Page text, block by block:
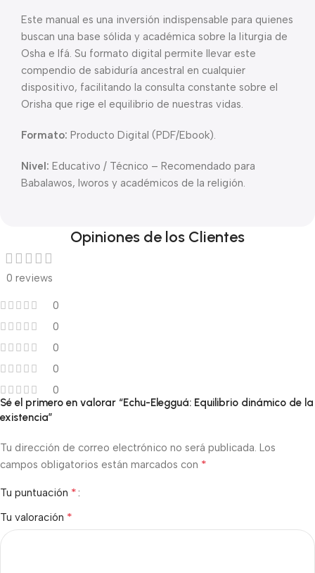
Este manual es una inversión indispensable para quienes
buscan una base sólida y académica sobre la liturgia de
Osha e Ifá. Su formato digital permite llevar este
compendio de sabiduría ancestral en cualquier
dispositivo, facilitando la consulta constante sobre el
Orisha que rige el equilibrio de nuestras vidas.
Formato: Producto Digital (PDF/Ebook).
Nivel: Educativo / Técnico – Recomendado para
Babalawos, Iworos y académicos de la religión.
Opiniones de los Clientes
0 reviews
0
0
0
0
0
Sé el primero en valorar “Echu-Elegguá: Equilibrio dinámico de la
existencia”
Tu dirección de correo electrónico no será publicada. Los
campos obligatorios están marcados con *
Tu puntuación *
Tu valoración *